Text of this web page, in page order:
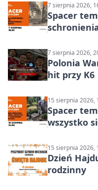
7 sierpnia 2026,
Spacer
7 sierpnia 2026,
Polonia
hit przy K6
15 sierpnia 2026,
Spacer
wszystko
15 sierpnia 2026,
Dzień
rodzinny